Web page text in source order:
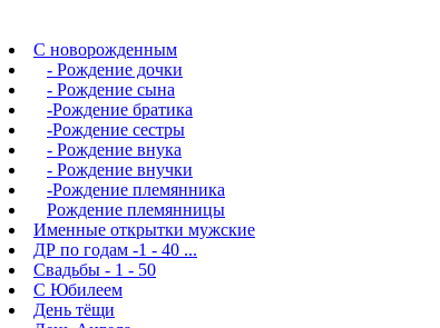
С новорожденным
- Рождение дочки
- Рождение сына
-Рождение братика
-Рождение сестры
- Рождение внука
- Рождение внучки
-Рождение племянника
Рождение племянницы
Именные открытки мужские
ДР по годам -1 - 40 ...
Свадьбы - 1 - 50
С Юбилеем
День тёщи